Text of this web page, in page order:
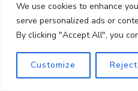
We use cookies to enhance
serve personalized ads or
By clicking "Accept All", you
Customize
We don’t spam! Read our
more